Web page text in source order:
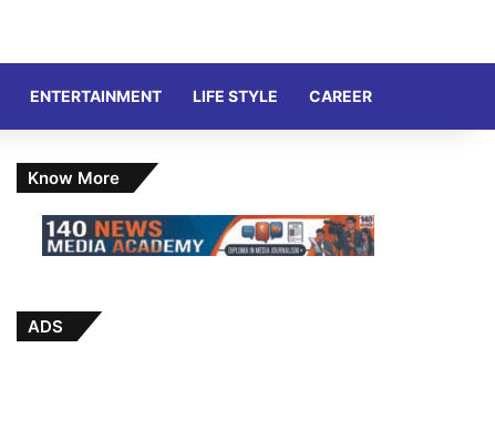
ENTERTAINMENT LIFE STYLE CAREER
Know More
ADS